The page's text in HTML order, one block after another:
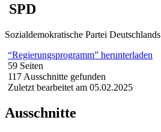
SPD
Sozialdemokratische Partei Deutschlands
“Regierungsprogramm” herunterladen
59 Seiten
117 Ausschnitte gefunden
Zuletzt bearbeitet am 05.02.2025
Ausschnitte